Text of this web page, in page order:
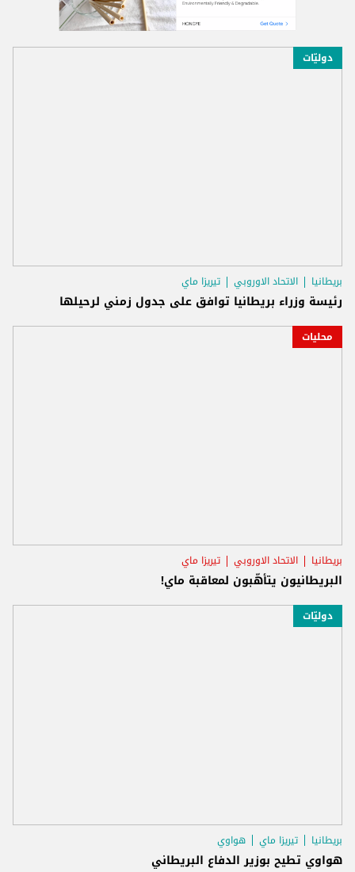
دوليّات
بريطانيا الاتحاد الاوروبي تيريزا ماي
رئيسة وزراء بريطانيا توافق على جدول زمني لرحيلها
محليات
بريطانيا الاتحاد الاوروبي تيريزا ماي
البريطانيون يتأهّبون لمعاقبة ماي!
دوليّات
بريطانيا تيريزا ماي هواوي
هواوي تطيح بوزير الدفاع البريطاني